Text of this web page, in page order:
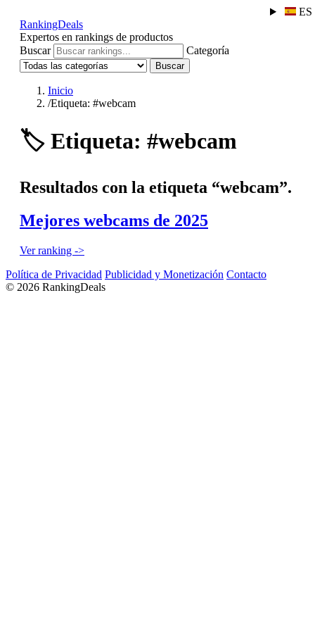
ES
RankingDeals
Expertos en rankings de productos
Buscar
Categoría
Buscar
Inicio
/Etiqueta: #webcam
🏷️ Etiqueta: #webcam
Resultados con la etiqueta “webcam”.
Mejores webcams de 2025
Ver ranking ->
Política de Privacidad Publicidad y Monetización Contacto
© 2026 RankingDeals